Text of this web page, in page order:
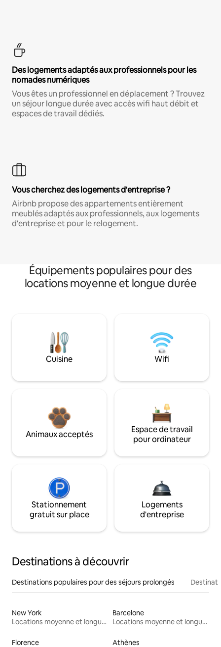
Des logements adaptés aux professionnels pour les
nomades numériques
Vous êtes un professionnel en déplacement ? Trouvez
un séjour longue durée avec accès wifi haut débit et
espaces de travail dédiés.
Vous cherchez des logements d'entreprise ?
Airbnb propose des appartements entièrement
meublés adaptés aux professionnels, aux logements
d'entreprise et pour le relogement.
Équipements populaires pour des
locations moyenne et longue durée
Cuisine Wifi
Animaux acceptés
Espace de travail
pour ordinateur
Stationnement
gratuit sur place
Logements
d'entreprise
Destinations à découvrir
Destinations populaires pour des séjours prolongés
New York
Locations moyenne et longue durée
Barcelone
Locations moyenne et longue durée
Florence Athènes